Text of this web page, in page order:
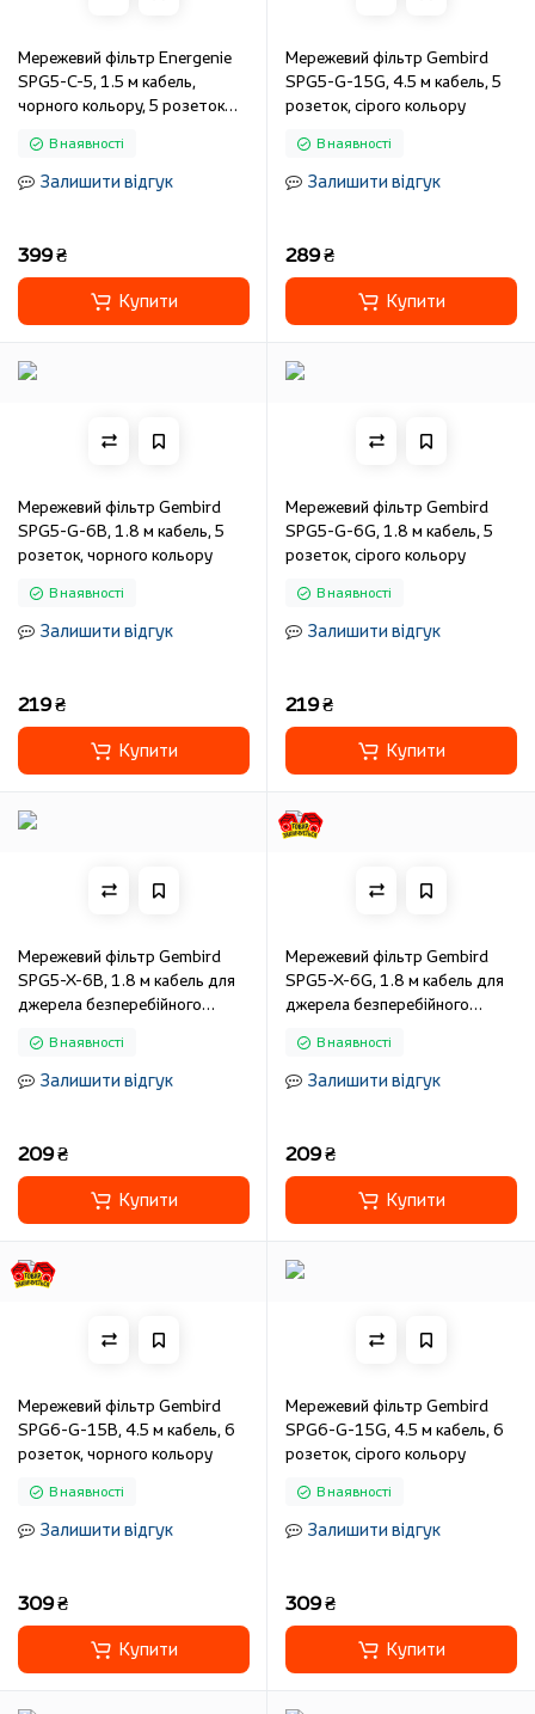
Мережевий фільтр Energenie
SPG5-C-5, 1.5 м кабель,
чорного кольору, 5 розеток
В наявності
Залишити відгук
399 ₴
Купити
Мережевий фільтр Gembird
SPG5-G-15G, 4.5 м кабель, 5
розеток, сірого кольору
В наявності
Залишити відгук
289 ₴
Купити
Мережевий фільтр Gembird
SPG5-G-6B, 1.8 м кабель, 5
розеток, чорного кольору
В наявності
Залишити відгук
219 ₴
Купити
Мережевий фільтр Gembird
SPG5-G-6G, 1.8 м кабель, 5
розеток, сірого кольору
В наявності
Залишити відгук
219 ₴
Купити
Мережевий фільтр Gembird
SPG5-X-6B, 1.8 м кабель для
джерела безперебійного
В наявності
Залишити відгук
209 ₴
Купити
Мережевий фільтр Gembird
SPG5-X-6G, 1.8 м кабель для
джерела безперебійного
В наявності
Залишити відгук
209 ₴
Купити
Мережевий фільтр Gembird
SPG6-G-15B, 4.5 м кабель, 6
розеток, чорного кольору
В наявності
Залишити відгук
309 ₴
Купити
Мережевий фільтр Gembird
SPG6-G-15G, 4.5 м кабель, 6
розеток, сірого кольору
В наявності
Залишити відгук
309 ₴
Купити